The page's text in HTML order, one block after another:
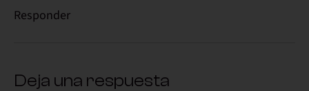
Responder
Deja una respuesta